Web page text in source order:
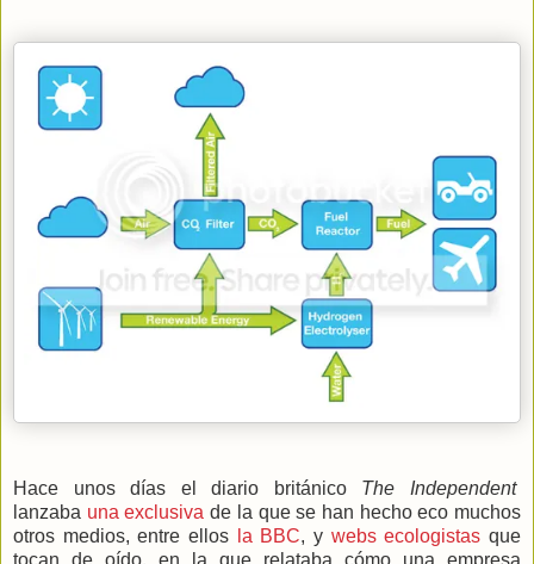
Hace unos días el diario británico The Independent
lanzaba una exclusiva de la que se han hecho eco muchos
otros medios, entre ellos
la BBC, y webs ecologistas que
tocan de oído, en la que relataba cómo una empresa